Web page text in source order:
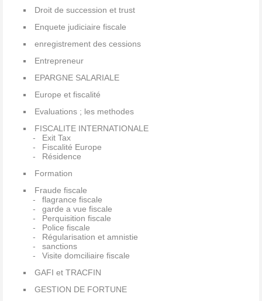
Droit de succession et trust
Enquete judiciaire fiscale
enregistrement des cessions
Entrepreneur
EPARGNE SALARIALE
Europe et fiscalité
Evaluations ; les methodes
FISCALITE INTERNATIONALE
Exit Tax
Fiscalité Europe
Résidence
Formation
Fraude fiscale
flagrance fiscale
garde a vue fiscale
Perquisition fiscale
Police fiscale
Régularisation et amnistie
sanctions
Visite domciliaire fiscale
GAFI et TRACFIN
GESTION DE FORTUNE